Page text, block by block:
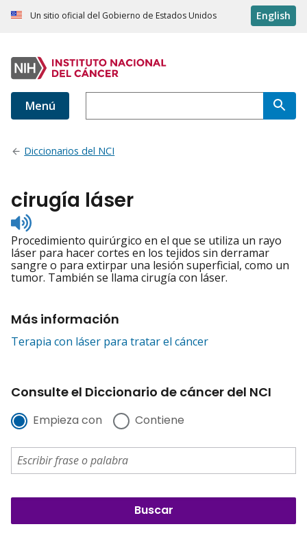
Un sitio oficial del Gobierno de Estados Unidos English
Menú
Diccionarios del NCI
cirugía láser
Listen
to
pronunciation
Procedimiento quirúrgico en el que se utiliza un rayo
láser para hacer cortes en los tejidos sin derramar
sangre o para extirpar una lesión superficial, como un
tumor. También se llama cirugía con láser.
Más información
Terapia con láser para tratar el cáncer
Consulte el Diccionario de cáncer del NCI
Empieza con Contiene